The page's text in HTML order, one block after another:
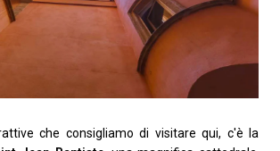
che consigliamo di visitare qui, c'è la